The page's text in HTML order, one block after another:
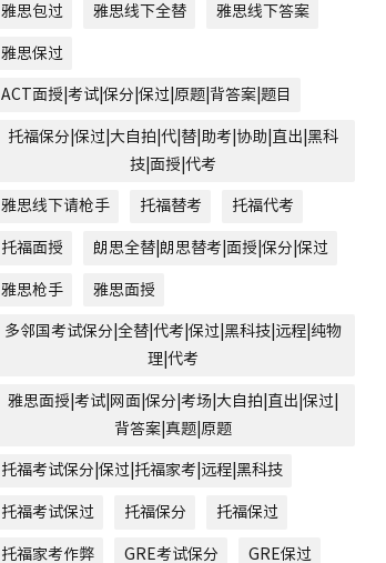
雅思包过 雅思线下全替 雅思线下答案
雅思保过
ACT面授|考试|保分|保过|原题|背答案|题目
托福保分|保过|大自拍|代|替|助考|协助|直出|黑科
技|面授|代考
雅思线下请枪手 托福替考 托福代考
托福面授 朗思全替|朗思替考|面授|保分|保过
雅思枪手 雅思面授
多邻国考试保分|全替|代考|保过|黑科技|远程|纯物
理|代考
雅思面授|考试|网面|保分|考场|大自拍|直出|保过|
背答案|真题|原题
托福考试保分|保过|托福家考|远程|黑科技
托福考试保过 托福保分 托福保过
托福家考作弊 GRE考试保分 GRE保过